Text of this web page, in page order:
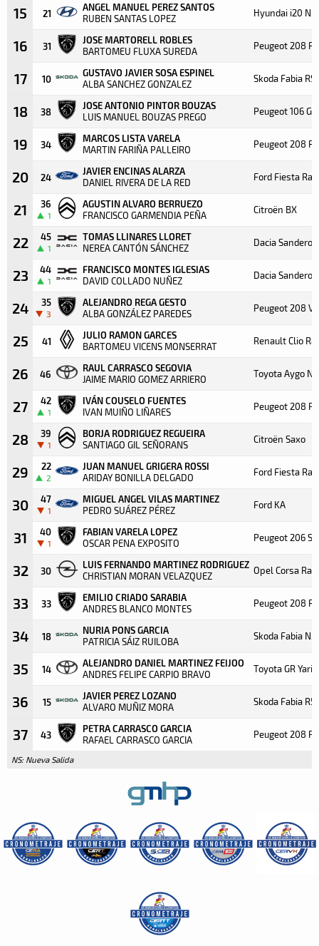
15 21
ANGEL MANUEL PEREZ SANTOS
RUBEN SANTAS LOPEZ Hyundai i20 N5
16 31
JOSE MARTORELL ROBLES
BARTOMEU FLUXA SUREDA Peugeot 208
17 10
GUSTAVO JAVIER SOSA ESPINEL
ALBA SANCHEZ GONZALEZ Skoda Fabia
18 38
JOSE ANTONIO PINTOR BOUZAS
LUIS MANUEL BOUZAS PREGO Peugeot 106 GTI
19 34
MARCOS LISTA VARELA
MARTIN FARIÑA PALLEIRO Peugeot 208 R2
20 24
JAVIER ENCINAS ALARZA
DANIEL RIVERA DE LA RED Ford Fiesta
21 36
1
AGUSTIN ALVARO BERRUEZO
FRANCISCO GARMENDIA PEÑA Citroën BX
22 45
1
TOMAS LLINARES LLORET
NEREA CANTÓN SÁNCHEZ Dacia Sandero
23 44
1
FRANCISCO MONTES IGLESIAS
DAVID COLLADO NUÑEZ Dacia Sandero
24 35
3
ALEJANDRO REGA GESTO
ALBA GONZÁLEZ PAREDES Peugeot 208
25 41
JULIO RAMON GARCES
BARTOMEU VICENS MONSERRAT Renault Clio
26 46
RAUL CARRASCO SEGOVIA
JAIME MARIO GOMEZ ARRIERO Toyota Aygo N3
27 42
1
IVÁN COUSELO FUENTES
IVAN MUIÑO LIÑARES Peugeot 208
28 39
1
BORJA RODRIGUEZ REGUEIRA
SANTIAGO GIL SEÑORANS Citroën Saxo
29 22
2
JUAN MANUEL GRIGERA ROSSI
ARIDAY BONILLA DELGADO Ford Fiesta
30 47
1
MIGUEL ANGEL VILAS MARTINEZ
PEDRO SUÁREZ PÉREZ Ford KA
31 40
1
FABIAN VARELA LOPEZ
OSCAR PENA EXPOSITO Peugeot 206
32 30
LUIS FERNANDO MARTINEZ RODRIGUEZ
CHRISTIAN MORAN VELAZQUEZ Opel Corsa
33 33
EMILIO CRIADO SARABIA
ANDRES BLANCO MONTES Peugeot 208
34 18
NURIA PONS GARCIA
PATRICIA SÁIZ RUILOBA Skoda Fabia N5
35 14
ALEJANDRO DANIEL MARTINEZ FEIJOO
ANDRES FELIPE CARPIO BRAVO Toyota GR
36 15
JAVIER PEREZ LOZANO
ALVARO MUÑIZ MORA Skoda Fabia R5
37 43
PETRA CARRASCO GARCIA
RAFAEL CARRASCO GARCIA Peugeot 208
NS: Nueva Salida